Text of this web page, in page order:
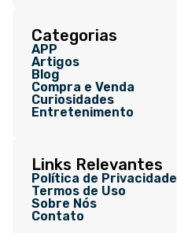
Categorias
APP
Artigos
Blog
Compra e Venda
Curiosidades
Entretenimento
Links Relevantes
Política de Privacidade
Termos de Uso
Sobre Nós
Contato